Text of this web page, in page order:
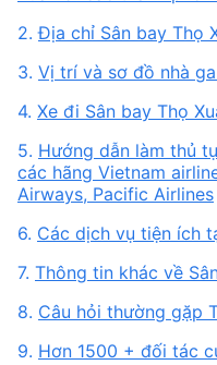
2.Địa chỉ Sân bay Thọ
3. Vị trí và sơ đồ nhà
4. Xe đi Sân bay Thọ
5. Hướng dẫn làm thủ
các hãng Vietnam
Airways, Pacific Airlines
6. Các dịch vụ tiện ích
7. Thông tin khác về
8. Câu hỏi thường gặp
9. Hơn 1500 + đối tác